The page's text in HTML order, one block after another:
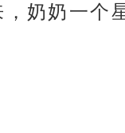
奶奶一个